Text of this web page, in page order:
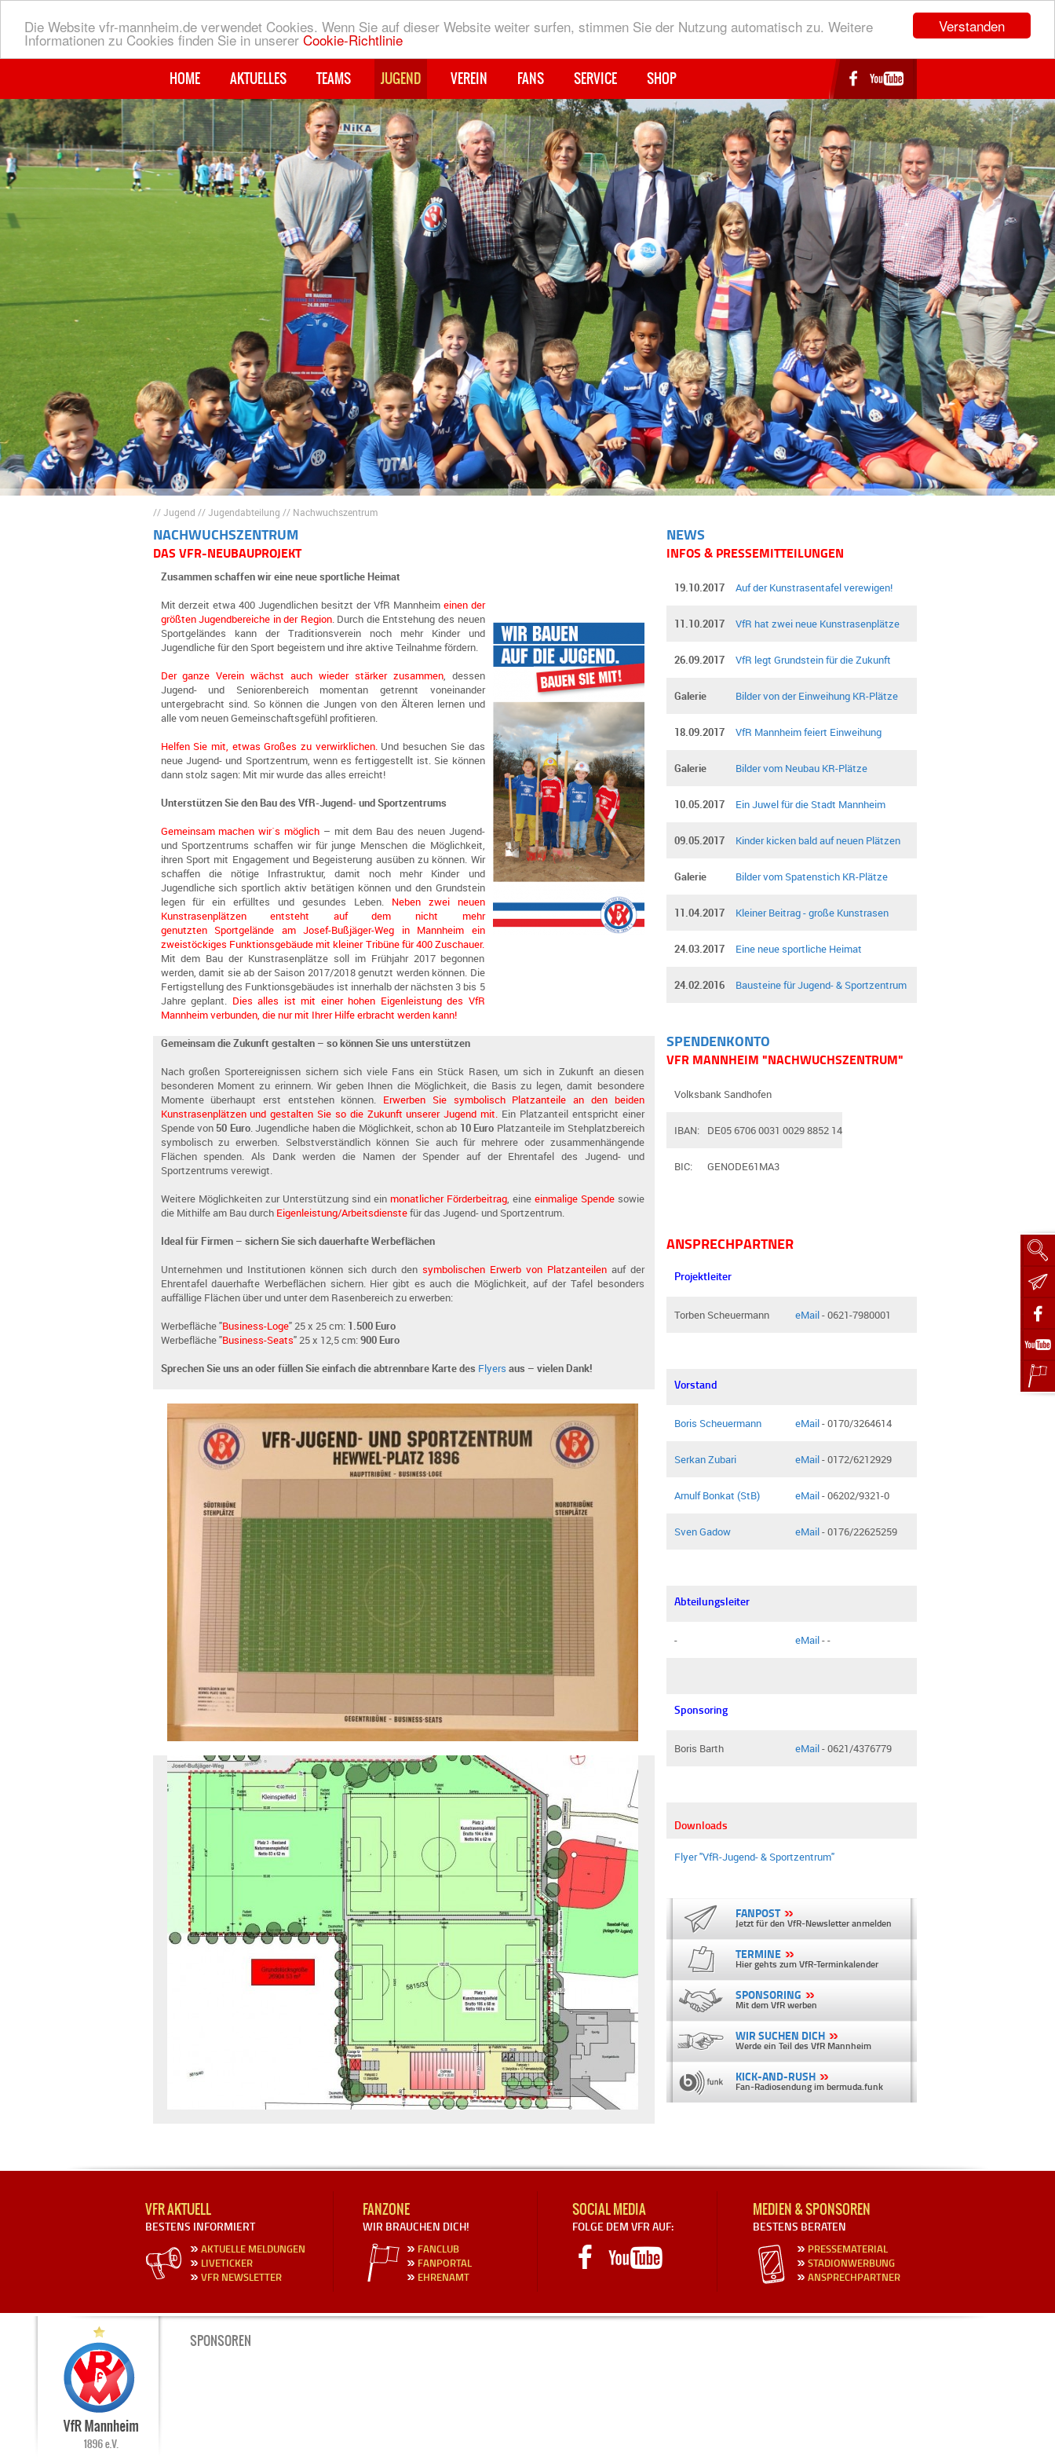
Verstanden
Die Website vfr-mannheim.de verwendet Cookies. Wenn Sie auf dieser Website weiter surfen, stimmen Sie der Nutzung automatisch zu. Weitere
Informationen zu Cookies finden Sie in unserer Cookie-Richtlinie
HOME AKTUELLES TEAMS JUGEND VEREIN FANS SERVICE SHOP
//Jugend //Jugendabteilung // Nachwuchszentrum
NACHWUCHSZENTRUM
DAS VFR-NEUBAUPROJEKT
Zusammen schaffen wir eine neue sportliche Heimat
Mit derzeit etwa 400 Jugendlichen besitzt der VfR Mannheim einen der
größten Jugendbereiche in der Region. Durch die Entstehung des neuen
Sportgeländes kann der Traditionsverein noch mehr Kinder und
Jugendliche für den Sport begeistern und ihre aktive Teilnahme fördern.
Der ganze Verein wächst auch wieder stärker zusammen, dessen
Jugend- und Seniorenbereich momentan getrennt voneinander
untergebracht sind. So können die Jungen von den Älteren lernen und
alle vom neuen Gemeinschaftsgefühl profitieren.
Helfen Sie mit, etwas Großes zu verwirklichen.Und besuchen Sie das
neue Jugend- und Sportzentrum, wenn es fertiggestellt ist. Sie können
dann stolz sagen: Mit mir wurde das alles erreicht!
Unterstützen Sie den Bau des VfR-Jugend- und Sportzentrums
Gemeinsam machen wir´s möglich– mit dem Bau des neuen Jugend-
und Sportzentrums schaffen wir für junge Menschen die Möglichkeit,
ihren Sport mit Engagement und Begeisterung ausüben zu können. Wir
schaffen die nötige Infrastruktur, damit noch mehr Kinder und
Jugendliche sich sportlich aktiv betätigen können und den Grundstein
legen für ein erfülltes und gesundes Leben. Neben zwei neuen
Kunstrasenplätzen entsteht auf dem nicht mehr
genutzten Sportgelände am Josef-Bußjäger-Weg in Mannheim ein
zweistöckiges Funktionsgebäude mit kleiner Tribüne für 400 Zuschauer.
Mit dem Bau der Kunstrasenplätze soll im Frühjahr 2017 begonnen
werden, damit sie ab der Saison 2017/2018 genutzt werden können. Die
Fertigstellung des Funktionsgebäudes ist innerhalb der nächsten 3 bis 5
Jahre geplant. Dies alles ist mit einer hohen Eigenleistung des VfR
Mannheim verbunden, die nur mit Ihrer Hilfe erbracht werden kann!
Gemeinsam die Zukunft gestalten – so können Sie uns unterstützen
Nach großen Sportereignissen sichern sich viele Fans ein Stück Rasen, um sich in Zukunft an diesen
besonderen Moment zu erinnern. Wir geben Ihnen die Möglichkeit, die Basis zu legen, damit besondere
Momente überhaupt erst entstehen können. Erwerben Sie symbolisch Platzanteile an den beiden
Kunstrasenplätzen und gestalten Sie so die Zukunft unserer Jugend mit. Ein Platzanteil entspricht einer
Spende von 50 Euro. Jugendliche haben die Möglichkeit, schon ab 10 Euro Platzanteile im Stehplatzbereich
symbolisch zu erwerben. Selbstverständlich können Sie auch für mehrere oder zusammenhängende
Flächen spenden. Als Dank werden die Namen der Spender auf der Ehrentafel des Jugend- und
Sportzentrums verewigt.
Weitere Möglichkeiten zur Unterstützung sind ein monatlicher Förderbeitrag, eine einmalige Spendesowie
die Mithilfe am Bau durch Eigenleistung/Arbeitsdienstefür das Jugend- und Sportzentrum.
Ideal für Firmen – sichern Sie sich dauerhafte Werbeflächen
Unternehmen und Institutionen können sich durch den symbolischen Erwerb von Platzanteilenauf der
Ehrentafel dauerhafte Werbeflächen sichern. Hier gibt es auch die Möglichkeit, auf der Tafel besonders
auffällige Flächen über und unter dem Rasenbereich zu erwerben:
Werbefläche "Business-Loge" 25 x 25 cm: 1.500 Euro
Werbefläche "Business-Seats" 25 x 12,5 cm:900 Euro
Sprechen Sie uns an oder füllen Sie einfach die abtrennbare Karte des Flyers aus – vielen Dank!
NEWS
INFOS & PRESSEMITTEILUNGEN
19.10.2017 Auf der Kunstrasentafel verewigen!
11.10.2017 VfR hat zwei neue Kunstrasenplätze
26.09.2017 VfR legt Grundstein für die Zukunft
Galerie Bilder von der Einweihung KR-Plätze
18.09.2017 VfR Mannheim feiert Einweihung
Galerie Bilder vom Neubau KR-Plätze
10.05.2017 Ein Juwel für die Stadt Mannheim
09.05.2017 Kinder kicken bald auf neuen Plätzen
Galerie Bilder vom Spatenstich KR-Plätze
11.04.2017 Kleiner Beitrag - große Kunstrasen
24.03.2017 Eine neue sportliche Heimat
24.02.2016 Bausteine für Jugend- & Sportzentrum
SPENDENKONTO
VFR MANNHEIM "NACHWUCHSZENTRUM"
Volksbank Sandhofen
IBAN: DE05 6706 0031 0029 8852 14
BIC: GENODE61MA3
ANSPRECHPARTNER
Projektleiter
Torben Scheuermann eMail- 0621-7980001
Vorstand
Boris Scheuermann eMail- 0170/3264614
Serkan Zubari eMail- 0172/6212929
Arnulf Bonkat (StB) eMail- 06202/9321-0
Sven Gadow eMail- 0176/22625259
Abteilungsleiter
- eMail- -
Sponsoring
Boris Barth eMail- 0621/4376779
Downloads
Flyer "VfR-Jugend- & Sportzentrum"
FANPOST
Jetzt für den VfR-Newsletter anmelden
TERMINE
Hier gehts zum VfR-Terminkalender
SPONSORING
Mit dem VfR werben
WIR SUCHEN DICH
Werde ein Teil des VfR Mannheim
KICK-AND-RUSH
Fan-Radiosendung im bermuda.funk
VFR AKTUELL
BESTENS INFORMIERT
AKTUELLE MELDUNGEN
LIVETICKER
VFR NEWSLETTER
FANZONE
WIR BRAUCHEN DICH!
FANCLUB
FANPORTAL
EHRENAMT
SOCIAL MEDIA
FOLGE DEM VFR AUF:
MEDIEN & SPONSOREN
BESTENS BERATEN
PRESSEMATERIAL
STADIONWERBUNG
ANSPRECHPARTNER
SPONSOREN